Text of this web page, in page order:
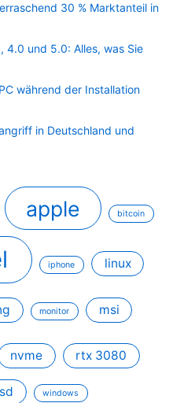
30 % Marktanteil in
4.0 und 5.0: Alles, was Sie
während der Installation
in Deutschland und
apple bitcoin
iphone linux
monitor msi
nvme rtx 3080
windows